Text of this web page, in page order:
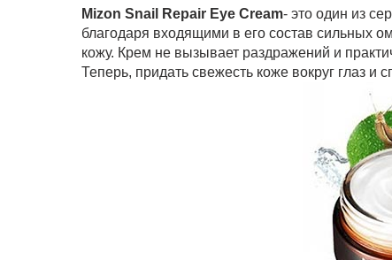
Mizon Snail Repair Eye Cream- это один из
благодаря входящими в его состав сильных
кожу. Крем не вызывает раздражений и
Теперь, придать свежесть коже вокруг глаз и